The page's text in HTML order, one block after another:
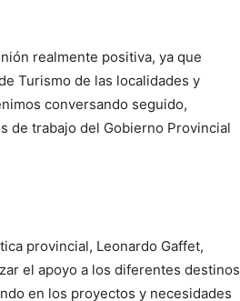
realmente positiva, ya que
Turismo de las localidades y
conversando seguido,
de trabajo del Gobierno Provincial
provincial, Leonardo Gaffet,
el apoyo a los diferentes destinos
en los proyectos y necesidades